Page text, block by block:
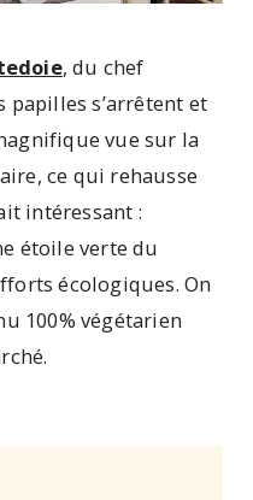
, du chef
papilles s’arrêtent et
vue sur la
ce qui rehausse
intéressant :
étoile verte du
écologiques. On
100% végétarien